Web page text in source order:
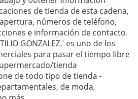
de tienda de esta cadena,
números de teléfono,
e información de contacto.
GONZALEZ.' es uno de los
para pasar el tiempo libre
tienda
de todo tipo de tienda -
de moda,